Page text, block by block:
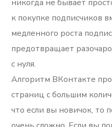
никогда не бывает
к покупке подписчиков
медленного роста
предотвращает
с нуля.
Алгоритм ВКонтакте
страниц с большим
что если вы новичок, то